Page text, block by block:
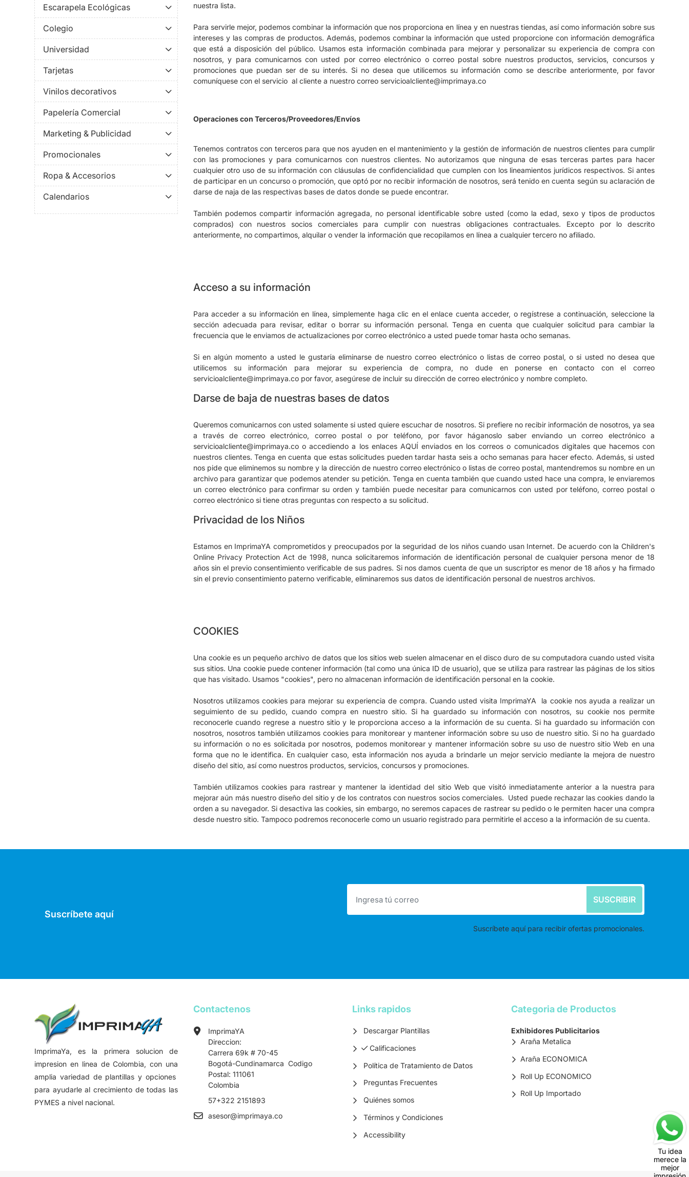
Escarapela Ecológicas
Colegio
Universidad
Tarjetas
Vinilos decorativos
Papelería Comercial
Marketing & Publicidad
Promocionales
Ropa & Accesorios
Calendarios
nuestra lista.
Para servirle mejor, podemos combinar la información que nos proporciona en línea y en nuestras tiendas, así como información sobre sus
intereses y las compras de productos. Además, podemos combinar la información que usted proporcione con información demográfica
que está a disposición del público. Usamos esta información combinada para mejorar y personalizar su experiencia de compra con
nosotros, y para comunicarnos con usted por correo electrónico o correo postal sobre nuestros productos, servicios, concursos y
promociones que puedan ser de su interés. Si no desea que utilicemos su información como se describe anteriormente, por favor
comuníquese con el servicio al cliente a nuestro correo servicioalcliente@imprimaya.co
Operaciones con Terceros/Proveedores/Envíos
Tenemos contratos con terceros para que nos ayuden en el mantenimiento y la gestión de información de nuestros clientes para cumplir
con las promociones y para comunicarnos con nuestros clientes. No autorizamos que ninguna de esas terceras partes para hacer
cualquier otro uso de su información con cláusulas de confidencialidad que cumplen con los lineamientos jurídicos respectivos. Si antes
de participar en un concurso o promoción, que optó por no recibir información de nosotros, será tenido en cuenta según su aclaración de
darse de naja de las respectivas bases de datos donde se puede encontrar.
También podemos compartir información agregada, no personal identificable sobre usted (como la edad, sexo y tipos de productos
comprados) con nuestros socios comerciales para cumplir con nuestras obligaciones contractuales. Excepto por lo descrito
anteriormente, no compartimos, alquilar o vender la información que recopilamos en línea a cualquier tercero no afiliado.
Acceso a su información
Para acceder a su información en línea, simplemente haga clic en el enlace cuenta acceder, o regístrese a continuación, seleccione la
sección adecuada para revisar, editar o borrar su información personal. Tenga en cuenta que cualquier solicitud para cambiar la
frecuencia que le enviamos de actualizaciones por correo electrónico a usted puede tomar hasta ocho semanas.
Si en algún momento a usted le gustaría eliminarse de nuestro correo electrónico o listas de correo postal, o si usted no desea que
utilicemos su información para mejorar su experiencia de compra, no dude en ponerse en contacto con el correo
servicioalcliente@imprimaya.co por favor, asegúrese de incluir su dirección de correo electrónico y nombre completo.
Darse de baja de nuestras bases de datos
Queremos comunicarnos con usted solamente si usted quiere escuchar de nosotros. Si prefiere no recibir información de nosotros, ya sea
a través de correo electrónico, correo postal o por teléfono, por favor háganoslo saber enviando un correo electrónico a
servicioalcliente@imprimaya.co o accediendo a los enlaces AQUÍ enviados en los correos o comunicados digitales que hacemos con
nuestros clientes. Tenga en cuenta que estas solicitudes pueden tardar hasta seis a ocho semanas para hacer efecto. Además, si usted
nos pide que eliminemos su nombre y la dirección de nuestro correo electrónico o listas de correo postal, mantendremos su nombre en un
archivo para garantizar que podemos atender su petición. Tenga en cuenta también que cuando usted hace una compra, le enviaremos
un correo electrónico para confirmar su orden y también puede necesitar para comunicarnos con usted por teléfono, correo postal o
correo electrónico si tiene otras preguntas con respecto a su solicitud.
Privacidad de los Niños
Estamos en ImprimaYA comprometidos y preocupados por la seguridad de los niños cuando usan Internet. De acuerdo con la Children's
Online Privacy Protection Act de 1998, nunca solicitaremos información de identificación personal de cualquier persona menor de 18
años sin el previo consentimiento verificable de sus padres. Si nos damos cuenta de que un suscriptor es menor de 18 años y ha firmado
sin el previo consentimiento paterno verificable, eliminaremos sus datos de identificación personal de nuestros archivos.
COOKIES
Una cookie es un pequeño archivo de datos que los sitios web suelen almacenar en el disco duro de su computadora cuando usted visita
sus sitios. Una cookie puede contener información (tal como una única ID de usuario), que se utiliza para rastrear las páginas de los sitios
que has visitado. Usamos "cookies", pero no almacenan información de identificación personal en la cookie.
Nosotros utilizamos cookies para mejorar su experiencia de compra. Cuando usted visita ImprimaYA la cookie nos ayuda a realizar un
seguimiento de su pedido, cuando compra en nuestro sitio. Si ha guardado su información con nosotros, su cookie nos permite
reconocerle cuando regrese a nuestro sitio y le proporciona acceso a la información de su cuenta. Si ha guardado su información con
nosotros, nosotros también utilizamos cookies para monitorear y mantener información sobre su uso de nuestro sitio. Si no ha guardado
su información o no es solicitada por nosotros, podemos monitorear y mantener información sobre su uso de nuestro sitio Web en una
forma que no le identifica. En cualquier caso, esta información nos ayuda a brindarle un mejor servicio mediante la mejora de nuestro
diseño del sitio, así como nuestros productos, servicios, concursos y promociones.
También utilizamos cookies para rastrear y mantener la identidad del sitio Web que visitó inmediatamente anterior a la nuestra para
mejorar aún más nuestro diseño del sitio y de los contratos con nuestros socios comerciales. Usted puede rechazar las cookies dando la
orden a su navegador. Si desactiva las cookies, sin embargo, no seremos capaces de rastrear su pedido o le permiten hacer una compra
desde nuestro sitio. Tampoco podremos reconocerle como un usuario registrado para permitirle el acceso a la información de su cuenta.
Suscríbete aquí
SUSCRIBIR
Suscríbete aquí para recibir ofertas promocionales.
ImprimaYa, es la primera solucion de
impresion en linea de Colombia, con una
amplia variedad de plantillas y opciones
para ayudarle al crecimiento de todas las
PYMES a nivel nacional.
Contactenos
ImprimaYA
Direccion:
Carrera 69k # 70-45
Bogotá-Cundinamarca Codigo
Postal: 111061
Colombia
57+322 2151893
asesor@imprimaya.co
Links rapidos
Descargar Plantillas
Calificaciones
Calificaciones
Política de Tratamiento de Datos
Preguntas Frecuentes
Quiénes somos
Términos y Condiciones
Accessibility
Categoria de Productos
Exhibidores Publicitarios
Araña Metalica
Araña ECONOMICA
Roll Up ECONOMICO
Roll Up Importado
Tu idea
merece la
mejor